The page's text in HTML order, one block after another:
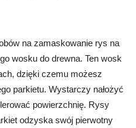
na zamaskowanie rys na
wosku do drewna. Ten wosk
dzięki czemu możesz
parkietu. Wystarczy nałożyć
powierzchnię. Rysy
odzyska swój pierwotny